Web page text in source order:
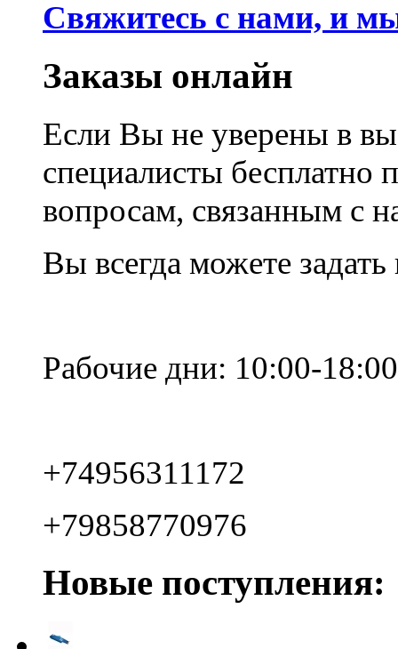
Свяжитесь с нами, и
Заказы онлайн
Если Вы не уверены в
специалисты
вопросам, связанным с
Вы всегда можете
Рабочие дни: 10:00-18:00
+74956311172
+79858770976
Новые поступления: